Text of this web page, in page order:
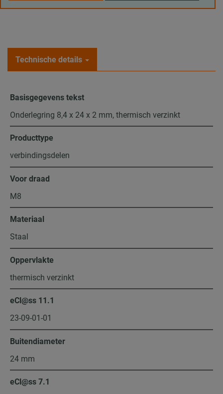
Technische details
Basisgegevens tekst
Onderlegring 8,4 x 24 x 2 mm, thermisch verzinkt
Producttype
verbindingsdelen
Voor draad
M8
Materiaal
Staal
Oppervlakte
thermisch verzinkt
eCl@ss 11.1
23-09-01-01
Buitendiameter
24 mm
eCl@ss 7.1